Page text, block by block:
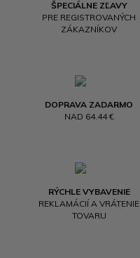
ŠPECIÁLNE ZĽAVY
PRE REGISTROVANÝCH
ZÁKAZNÍKOV
DOPRAVA ZADARMO
NAD 64.44 €
RÝCHLE VYBAVENIE
REKLAMÁCIÍ A VRÁTENIE
TOVARU